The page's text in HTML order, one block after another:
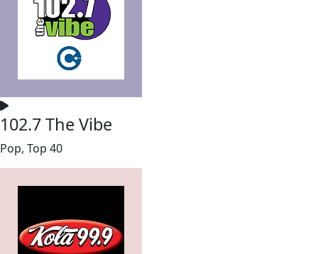
102.7 The Vibe
Pop, Top 40